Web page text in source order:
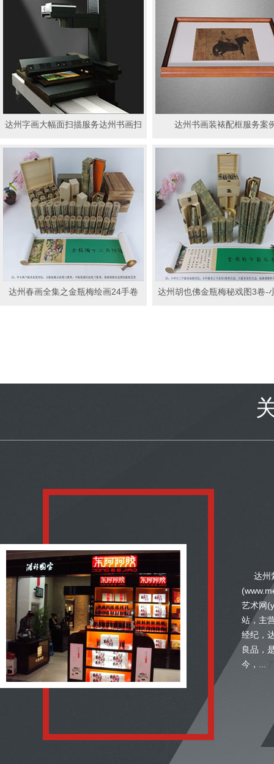
达州字画大幅面扫描服务达州书画扫
描复制服务
达州书画装裱配框服务案
达州春画全集之金瓶梅绘画24手卷 达州胡也佛金瓶梅秘戏图3卷-
达州
艺术网
站，主
经纪，
良品，
今，...